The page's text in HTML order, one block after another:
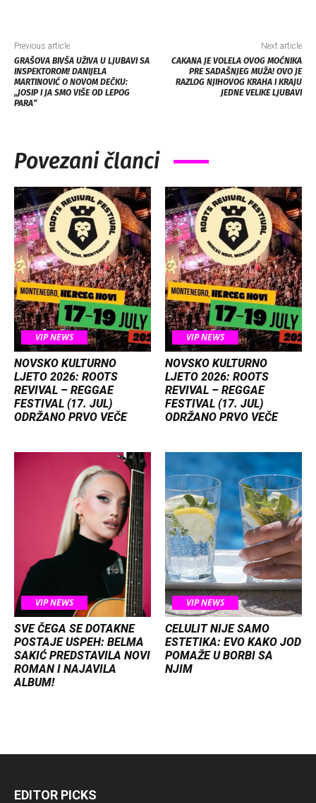
Previous article
GRAŠOVA BIVŠA UŽIVA U LJUBAVI SA
INSPEKTOROM! DANIJELA
MARTINOVIĆ O NOVOM DEČKU:
„JOSIP I JA SMO VIŠE OD LEPOG
PARA“
Next article
CAKANA JE VOLELA OVOG MOĆNIKA
PRE SADAŠNJEG MUŽA! OVO JE
RAZLOG NJIHOVOG KRAHA I KRAJU
JEDNE VELIKE LJUBAVI
Povezani članci
VIP NEWS
NOVSKO KULTURNO
LJETO 2026: ROOTS
REVIVAL – REGGAE
FESTIVAL (17. JUL)
ODRŽANO PRVO VEČE
VIP NEWS
NOVSKO KULTURNO
LJETO 2026: ROOTS
REVIVAL – REGGAE
FESTIVAL (17. JUL)
ODRŽANO PRVO VEČE
VIP NEWS
SVE ČEGA SE DOTAKNE
POSTAJE USPEH: BELMA
SAKIĆ PREDSTAVILA NOVI
ROMAN I NAJAVILA
ALBUM!
VIP NEWS
CELULIT NIJE SAMO
ESTETIKA: EVO KAKO JOD
POMAŽE U BORBI SA
NJIM
EDITOR PICKS